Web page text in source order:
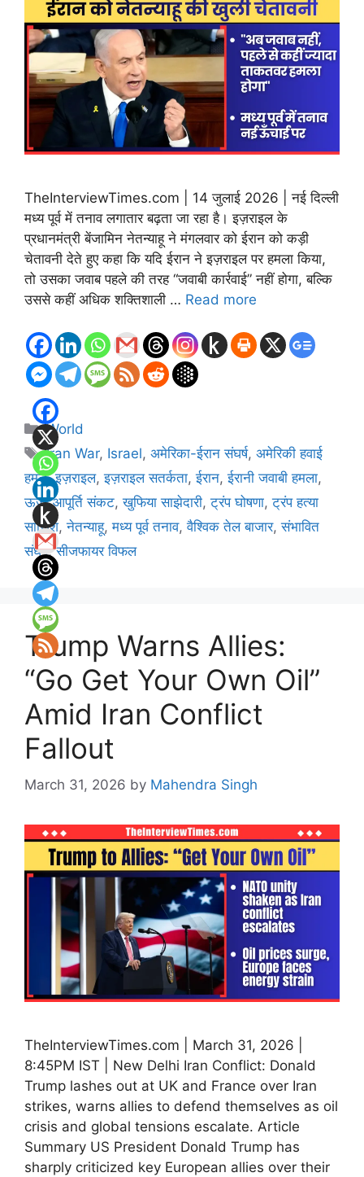
TheInterviewTimes.com | 14 जुलाई 2026 | नई दिल्ली
मध्य पूर्व में तनाव लगातार बढ़ता जा रहा है। इज़राइल के
प्रधानमंत्री बेंजामिन नेतन्याहू ने मंगलवार को ईरान को कड़ी
चेतावनी देते हुए कहा कि यदि ईरान ने इज़राइल पर हमला किया,
तो उसका जवाब पहले की तरह “जवाबी कार्रवाई” नहीं होगा, बल्कि
उससे कहीं अधिक शक्तिशाली … Read more
Categories
World
Tags
Iran War, Israel,अमेरिका-ईरान संघर्ष,अमेरिकी हवाई
हमले,इज़राइल,इज़राइल सतर्कता,ईरान,ईरानी जवाबी हमला,
ऊर्जा आपूर्ति संकट,खुफिया साझेदारी,ट्रंप घोषणा,ट्रंप हत्या
साजिश,नेतन्याहू,मध्य पूर्व तनाव,वैश्विक तेल बाजार,संभावित
संघर्ष,सीजफायर विफल
Trump Warns Allies:
“Go Get Your Own Oil”
Amid Iran Conflict
Fallout
March 31, 2026 by Mahendra Singh
TheInterviewTimes.com | March 31, 2026 |
8:45PM IST | New Delhi Iran Conflict: Donald
Trump lashes out at UK and France over Iran
strikes, warns allies to defend themselves as oil
crisis and global tensions escalate. Article
Summary US President Donald Trump has
sharply criticized key European allies over their